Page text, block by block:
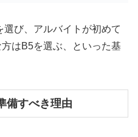
び、アルバイトが初めて
はB5を選ぶ、といった基
備すべき理由